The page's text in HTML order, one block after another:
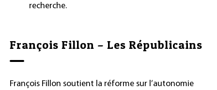
recherche.
François Fillon – Les Républicains
François Fillon soutient la réforme sur l’autonomie